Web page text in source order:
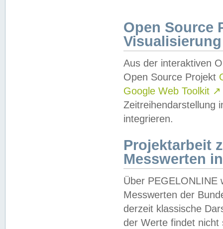
Open Source
Visualisierung
Aus der interaktiven
Open Source Projekt
Google Web Toolkit ↗
Zeitreihendarstellung
integrieren.
Projektarbeit
Messwerten
Über PEGELONLINE
Messwerten der
derzeit klassische
der Werte findet